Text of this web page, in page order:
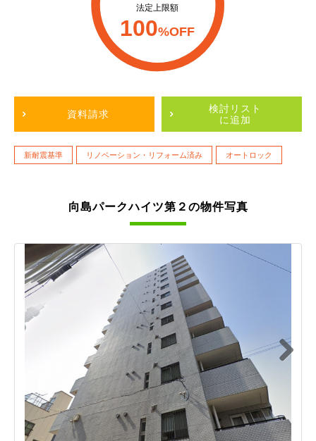
法定上限額
100%OFF
資料請求
検討リスト
に追加
新耐震基準 リノベーション・リフォーム済み オートロック
向島パークハイツ第２の物件写真